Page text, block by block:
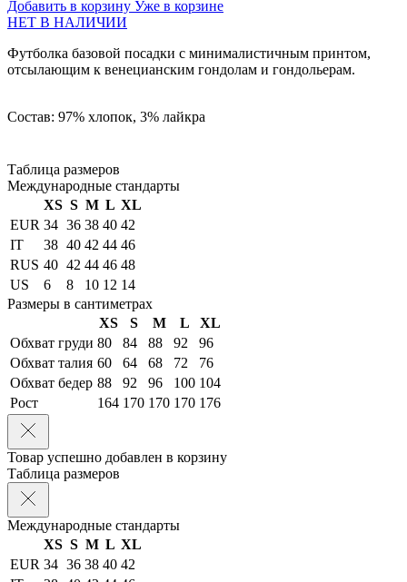
Добавить в корзину Уже в корзине
НЕТ В НАЛИЧИИ
Футболка базовой посадки с минималистичным принтом,
отсылающим к венецианским гондолам и гондольерам.
Состав: 97% хлопок, 3% лайкра
Таблица размеров
Международные стандарты
XS S M L XL
EUR 34 36 38 40 42
IT
38 40 42 44 46
RUS 40 42 44 46 48
US
6 8 10 12 14
Размеры в сантиметрах
XS
S M L
XL
Обхват груди 80 84 88 92
96
Обхват талия 60 64 68 72
76
Обхват бедер 88 92 96 100 104
Рост
164 170 170 170 176
Товар успешно добавлен в корзину
Таблица размеров
Международные стандарты
XS S M L XL
EUR 34 36 38 40 42